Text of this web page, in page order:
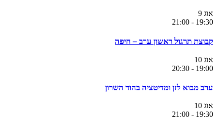
אוג 9
19:30
-
21:00
קבוצת תרגול ראשון ערב – חיפה
אוג 10
19:00
-
20:30
ערב מבוא לזן ומדיטציה בהוד השרון
אוג 10
19:30
-
21:00